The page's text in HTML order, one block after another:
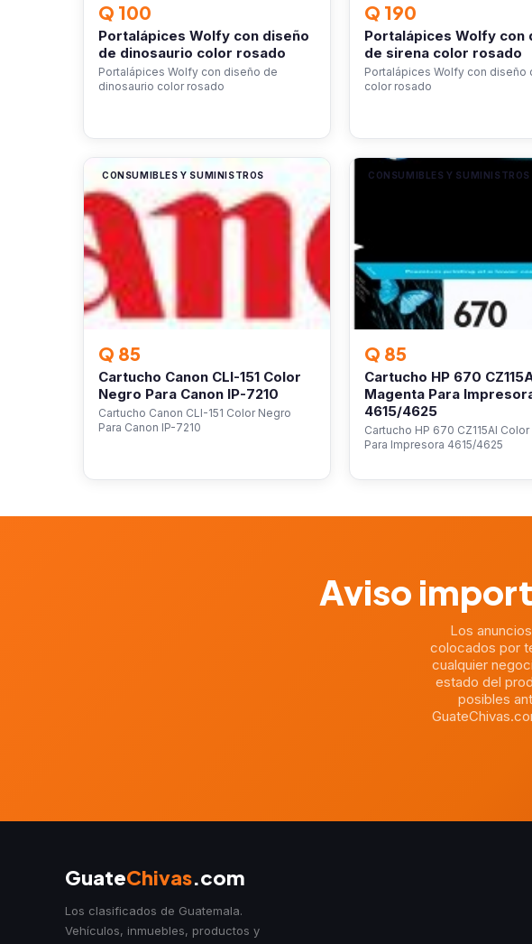
Q 100
Portalápices Wolfy con diseño
de dinosaurio color rosado
Portalápices Wolfy con diseño de
dinosaurio color rosado
Q 190
Portalápices Wolfy con
de sirena color rosado
Portalápices Wolfy con diseño
color rosado
CONSUMIBLES Y SUMINISTROS
Q 85
Cartucho Canon CLI-151 Color
Negro Para Canon IP-7210
Cartucho Canon CLI-151 Color Negro
Para Canon IP-7210
CONSUMIBLES Y SUMINISTROS
Q 85
Cartucho HP 670
Magenta Para
4615/4625
Cartucho HP 670 CZ115Al
Para Impresora 4615/4625
Aviso
Los
colocados por
cualquier
estado del
posibles
GuateChivas.com
Los clasificados de Guatemala.
Vehículos, inmuebles, productos y